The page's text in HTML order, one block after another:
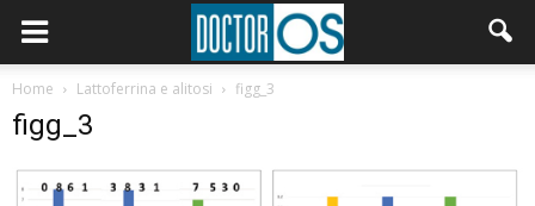
Home Lattoferrina e alitosi figg_3
figg_3